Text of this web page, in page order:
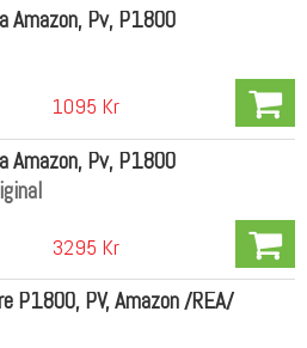
Amazon, Pv, P1800
1095 Kr
Amazon, Pv, P1800
3295 Kr
P1800, PV, Amazon /REA/